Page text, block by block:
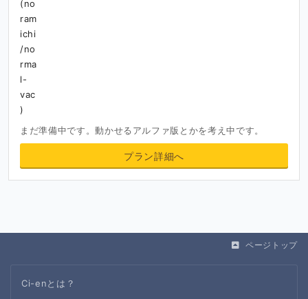
まだ準備中です。動かせるアルファ版とかを考え中です。
プラン詳細へ
ページトップ
Ci-enとは？